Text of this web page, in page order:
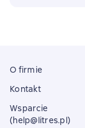
O firmie
Kontakt
Wsparcie
(help@litres.pl)